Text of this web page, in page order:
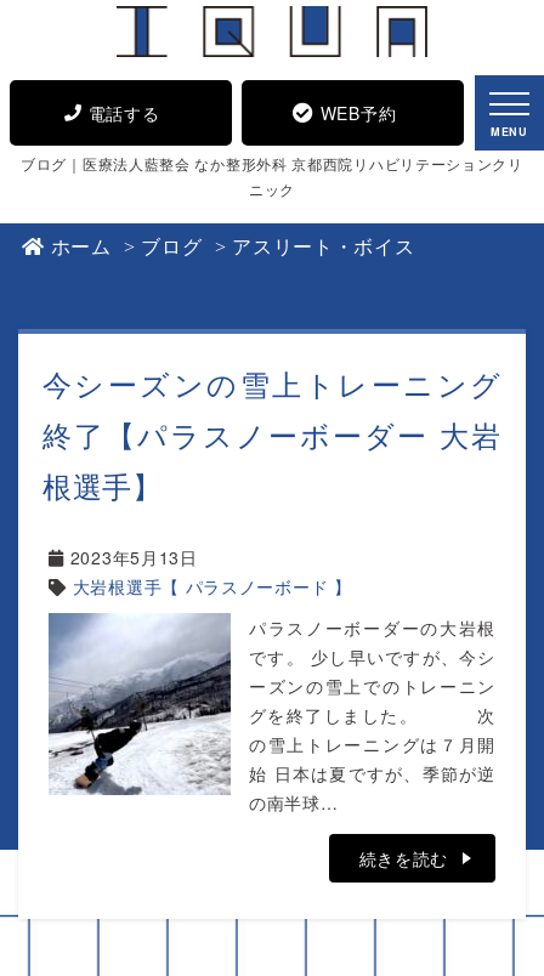
電話する WEB予約
MENU
ブログ｜医療法人藍整会 なか整形外科 京都西院リハビリテーションクリ
ニック
ホーム ブログ アスリート・ボイス
今シーズンの雪上トレーニング
終了【パラスノーボーダー 大岩
根選手】
2023年5月13日
大岩根選手【 パラスノーボード 】
パラスノーボーダーの大岩根
です。 少し早いですが、今シ
ーズンの雪上でのトレーニン
グを終了しました。 次
の雪上トレーニングは７月開
始 日本は夏ですが、季節が逆
の南半球…
続きを読む